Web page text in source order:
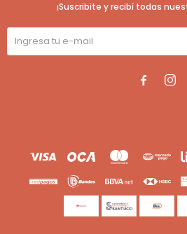
¡Suscribite y recibí todas
 